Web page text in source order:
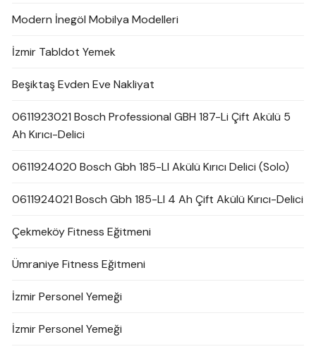
Modern İnegöl Mobilya Modelleri
İzmir Tabldot Yemek
Beşiktaş Evden Eve Nakliyat
0611923021 Bosch Professional GBH 187-Li Çift Akülü 5
Ah Kırıcı-Delici
0611924020 Bosch Gbh 185-LI Akülü Kırıcı Delici (Solo)
0611924021 Bosch Gbh 185-LI 4 Ah Çift Akülü Kırıcı-Delici
Çekmeköy Fitness Eğitmeni
Ümraniye Fitness Eğitmeni
İzmir Personel Yemeği
İzmir Personel Yemeği